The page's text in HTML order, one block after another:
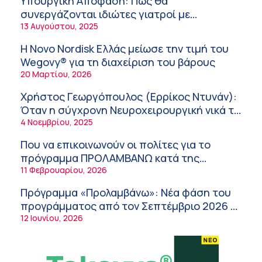
εργαζόμενους
6:11 πμ
Σύσκεψη στον ΕΟΦ για την ομαλή
λειτουργία της εφοδιαστικής αλυσίδας των
φαρμάκων στη διάρκεια του καλοκαιριού
12:08 μμ
Μιχάλης Τάτσης, Insurance & Healthcare
Analyst, διευθυντής Επιχειρηματικής
Ανάπτυξης Ομίλου HHG
11:54 πμ
Kavita Patel: Ένα στα πέντε καινοτόμα
φάρμακα φτάνει τελικά στην Ελλάδα
9:21 πμ
Υπάρχει τελικά «δίαιτα θυρεοειδούς»; Τι
λέει η επιστήμη για τη διατροφή και τα
συμπληρώματα
7:38 πμ
Πυρκαγιά στη Δυτική Αττική: Οι κίνδυνοι για
συνεργάζονται ιδιώτες γιατροί με
νοσοκομεία του δημοσίου συστήματος
13 Αυγούστου, 2025
Η Novo Nordisk Ελλάς μείωσε την τιμή του
Wegovy® για τη διαχείριση του βάρους
20 Μαρτίου, 2026
Χρήστος Γεωργόπουλος (Ερρίκος Ντυνάν):
Όταν η σύγχρονη Νευροχειρουργική νικά το
φόβο!
4 Νοεμβρίου, 2025
Που να επικοινωνούν οι πολίτες για το
πρόγραμμα ΠΡΟΛΑΜΒΑΝΩ κατά της
παχυσαρκίας
11 Φεβρουαρίου, 2026
Πρόγραμμα «Προλαμβάνω»: Νέα φάση του
προγράμματος από τον Σεπτέμβριο 2026 –
Δωρεάν προληπτικές εξετάσεις έως το
12 Ιουνίου, 2026